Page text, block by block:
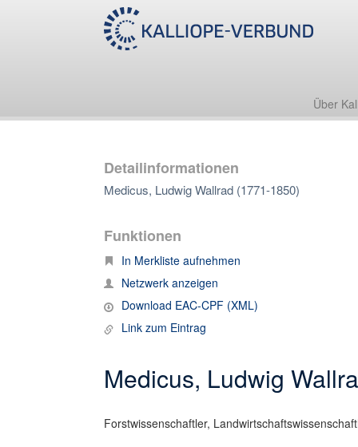
Über
Detailinformationen
Medicus, Ludwig Wallrad (1771-1850)
Funktionen
In Merkliste aufnehmen
Netzwerk anzeigen
Download EAC-CPF (XML)
Link zum Eintrag
Medicus, Ludwig
Forstwissenschaftler,